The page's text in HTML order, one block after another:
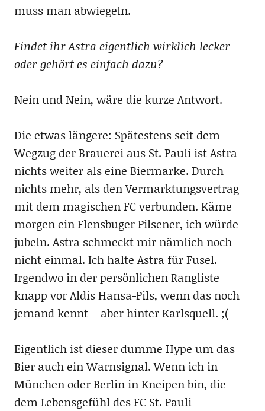
muss man abwiegeln.
Findet ihr Astra eigentlich wirklich lecker
oder gehört es einfach dazu?
Nein und Nein, wäre die kurze Antwort.
Die etwas längere: Spätestens seit dem
Wegzug der Brauerei aus St. Pauli ist Astra
nichts weiter als eine Biermarke. Durch
nichts mehr, als den Vermarktungsvertrag
mit dem magischen FC verbunden. Käme
morgen ein Flensbuger Pilsener, ich würde
jubeln. Astra schmeckt mir nämlich noch
nicht einmal. Ich halte Astra für Fusel.
Irgendwo in der persönlichen Rangliste
knapp vor Aldis Hansa-Pils, wenn das noch
jemand kennt – aber hinter Karlsquell. ;(
Eigentlich ist dieser dumme Hype um das
Bier auch ein Warnsignal. Wenn ich in
München oder Berlin in Kneipen bin, die
dem Lebensgefühl des FC St. Pauli